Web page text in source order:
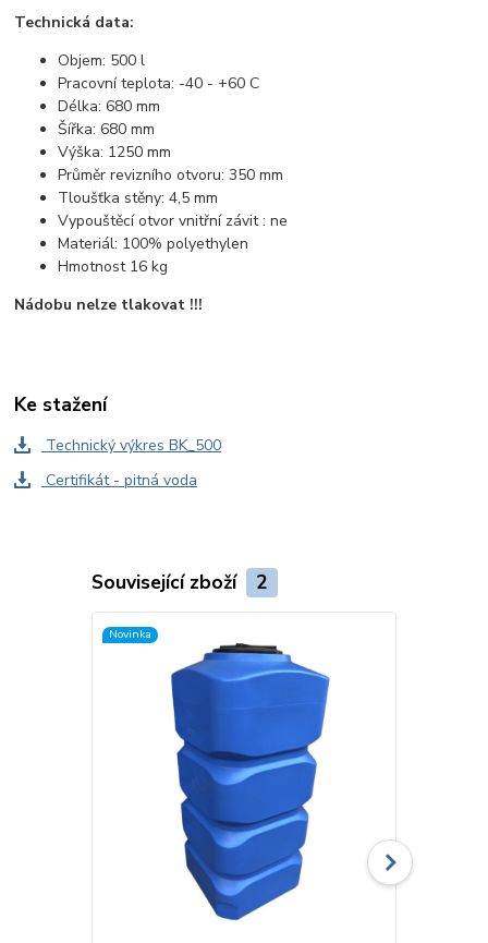
Technická data:
Objem: 500 l
Pracovní teplota: -40 - +60 C
Délka: 680 mm
Šířka: 680 mm
Výška: 1250 mm
Průměr revizního otvoru: 350 mm
Tloušťka stěny: 4,5 mm
Vypouštěcí otvor vnitřní závit : ne
Materiál: 100% polyethylen
Hmotnost 16 kg
Nádobu nelze tlakovat !!!
Ke stažení
Technický výkres BK_500
Certifikát - pitná voda
Související zboží 2
Novinka